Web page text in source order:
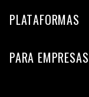
PLATAFORMAS
PARA EMPRESAS